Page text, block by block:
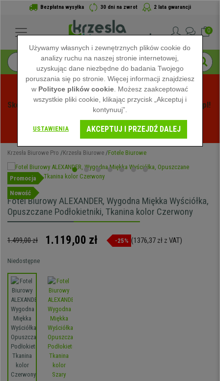
Bezpłatna wysyłka 30 dni na zwrot 2 lata gwarancji
0
Skorzystaj z Letnich Wyprzedaży na Krzeslabiurowepro.pl!
Zobacz oferty -
Krzesła Biurowe Pro Krzesła Biurowe Fotele Biurowe
Promocja
Nowość
Fotel Biurowy ALEXANDER, Wygodna Miękka Wyściółka,
Opuszczane Podłokietniki, Tkanina kolor Czerwony
1.499,00 zł 1.119,00 zł -25% (1376,37 zł z VAT)
Niedostępne
Używamy własnych i zewnętrznych plików cookie do
analizy ruchu na naszej stronie internetowej,
uzyskując dane niezbędne do badania Twojego
poruszania się po stronie. Więcej informacji znajdziesz
w Polityce plików cookie . Możesz zaakceptować
wszystkie pliki cookie, klikając przycisk „Akceptuj i
kontynuuj”.
USTAWIENIA AKCEPTUJ I PRZEJDŹ DALEJ